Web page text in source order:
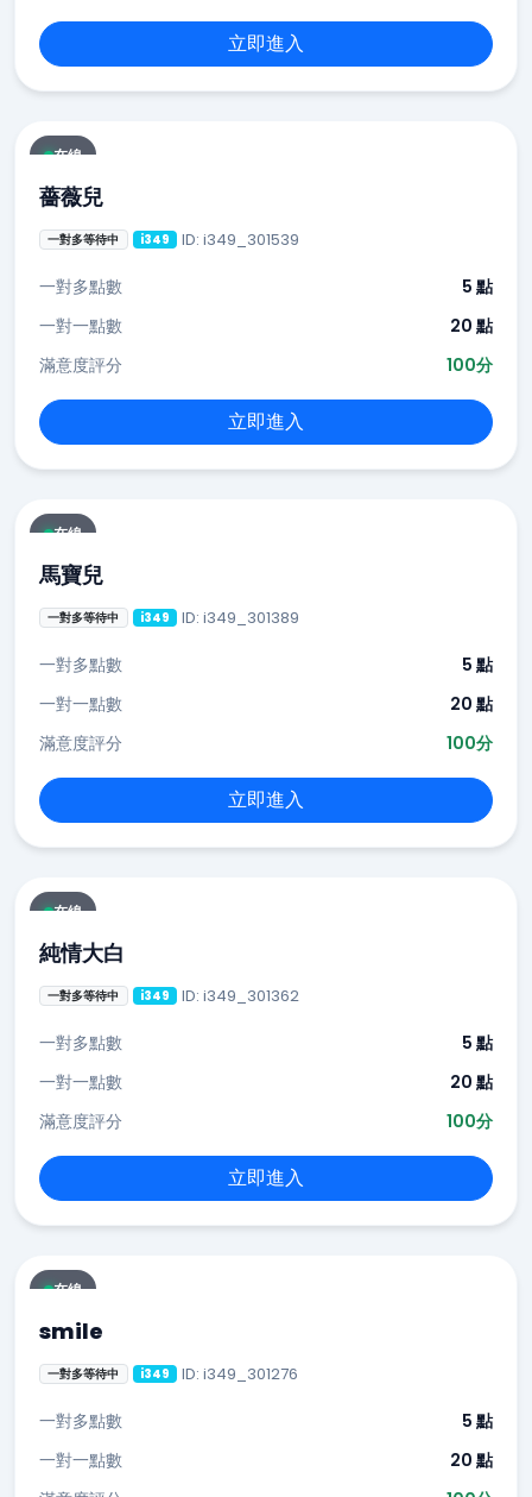
立即進入
在線
薔薇兒
一對多等待中 i349 ID: i349_301539
一對多點數
5 點
一對一點數
20 點
滿意度評分
100分
立即進入
在線
馬寶兒
一對多等待中 i349 ID: i349_301389
一對多點數
5 點
一對一點數
20 點
滿意度評分
100分
立即進入
在線
純情大白
一對多等待中 i349 ID: i349_301362
一對多點數
5 點
一對一點數
20 點
滿意度評分
100分
立即進入
在線
smile
一對多等待中 i349 ID: i349_301276
一對多點數
5 點
一對一點數
20 點